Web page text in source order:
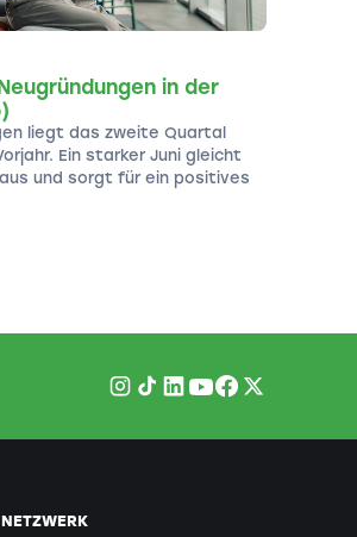
in der
liegt das zweite Quartal
Ein starker Juni gleicht
und sorgt für ein positives
NETZWERK